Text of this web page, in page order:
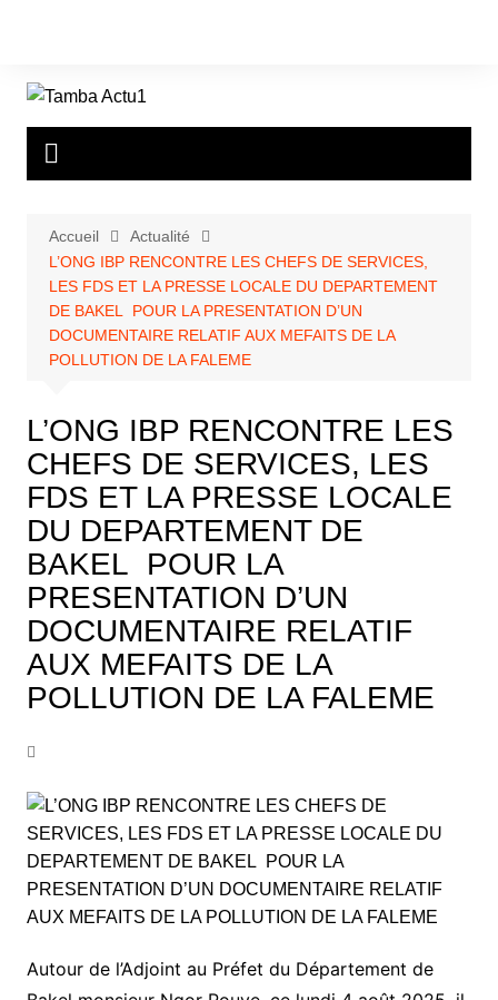
Accueil
Actualité
L’ONG IBP RENCONTRE LES CHEFS DE SERVICES,
LES FDS ET LA PRESSE LOCALE DU DEPARTEMENT
DE BAKEL POUR LA PRESENTATION D’UN
DOCUMENTAIRE RELATIF AUX MEFAITS DE LA
POLLUTION DE LA FALEME
L’ONG IBP RENCONTRE LES
CHEFS DE SERVICES, LES
FDS ET LA PRESSE LOCALE
DU DEPARTEMENT DE
BAKEL POUR LA
PRESENTATION D’UN
DOCUMENTAIRE RELATIF
AUX MEFAITS DE LA
POLLUTION DE LA FALEME
Autour de l’Adjoint au Préfet du Département de